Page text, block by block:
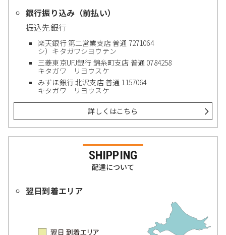
銀行振り込み（前払い）
振込先銀行
楽天銀行 第二営業支店 普通 7271064
シ）キタガワシヨウテン
三菱東京UFJ銀行 錦糸町支店 普通 0784258
キタガワ リヨウスケ
みずほ銀行 北沢支店 普通 1157064
キタガワ リヨウスケ
詳しくはこちら
SHIPPING
配達について
翌日到着エリア